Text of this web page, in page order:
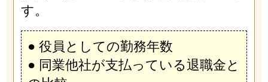
す。
● 役員としての勤務年数
● 同業他社が支払っている退職金と